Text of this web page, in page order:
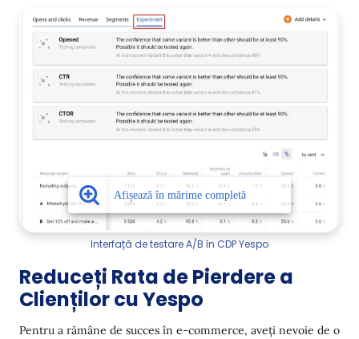
Interfață de testare A/B în CDP Yespo
Reduceți Rata de Pierdere a
Clienților cu Yespo
Pentru a rămâne de succes în e-commerce, aveți nevoie de o